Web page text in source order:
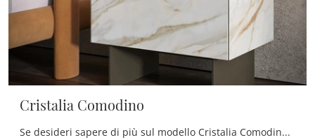
Cristalia Comodino
Se desideri sapere di più sul modello Cristalia Comodino, clicca e scopri i Comodini e comò Tonin Casa ideali per la tua zona notte.